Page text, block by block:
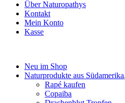
Über Naturopathys
Kontakt
Mein Konto
Kasse
Neu im Shop
Naturprodukte aus Südamerika
Rapé kaufen
Copaiba